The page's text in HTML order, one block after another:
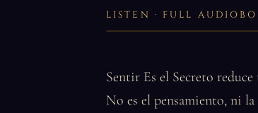
LISTEN · FULL
Sentir Es el Secreto
No es el pensamiento, ni